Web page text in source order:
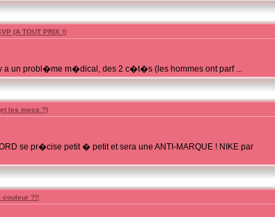
(A TOUT PRIX !)
a un probl�me m�dical, des 2 c�t�s (les hommes ont parf ...
les mecs ?)
se pr�cise petit � petit et sera une ANTI-MARQUE ! NIKE par
couleur ?!!